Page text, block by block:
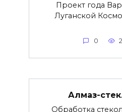
Проект года
Луганской
0
Алмаз-
Обработка